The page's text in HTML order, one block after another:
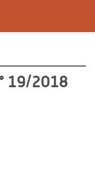
19/2018